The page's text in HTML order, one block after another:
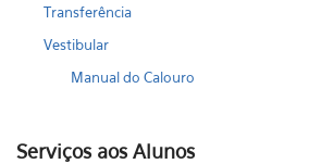
Transferência
Vestibular
Manual do Calouro
Serviços aos Alunos